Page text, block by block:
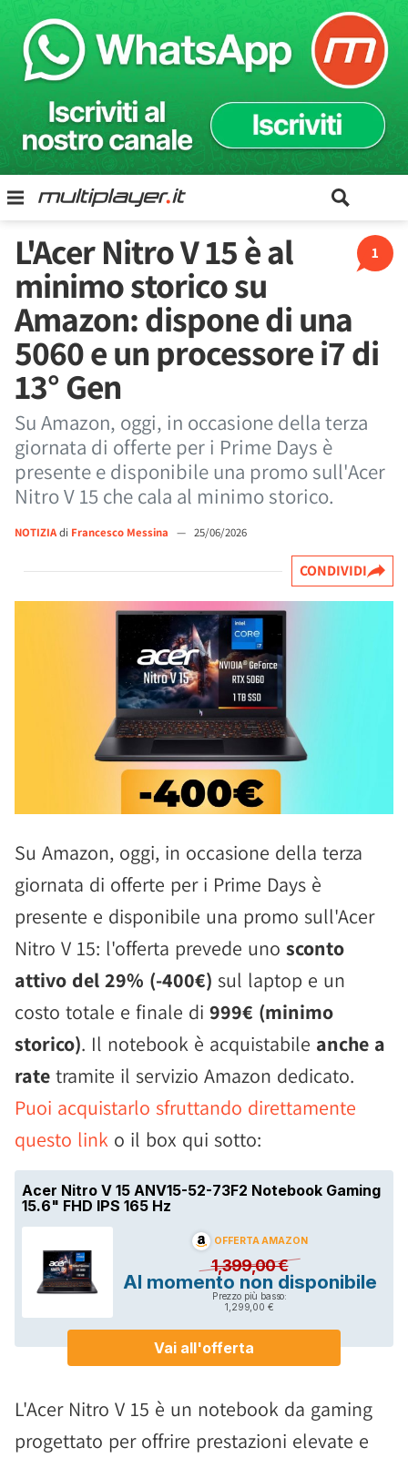
1
L'Acer Nitro V 15 è al
minimo storico su
Amazon: dispone di una
5060 e un processore i7 di
13° Gen
Su Amazon, oggi, in occasione della terza
giornata di offerte per i Prime Days è
presente e disponibile una promo sull'Acer
Nitro V 15 che cala al minimo storico.
NOTIZIAdi Francesco Messina — 25/06/2026
CONDIVIDI
Su Amazon, oggi, in occasione della terza
giornata di offerte per i Prime Days è
presente e disponibile una promo sull'Acer
Nitro V 15: l'offerta prevede uno sconto
attivo del 29% (-400€) sul laptop e un
costo totale e finale di 999€ (minimo
storico). Il notebook è acquistabile anche a
rate tramite il servizio Amazon dedicato.
Puoi acquistarlo sfruttando direttamente
questo link o il box qui sotto:
L'Acer Nitro V 15 è un notebook da gaming
progettato per offrire prestazioni elevate e